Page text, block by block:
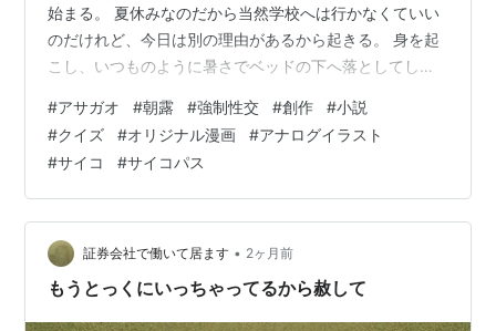
始まる。 夏休みなのだから当然学校へは行かなくていい
のだけれど、今日は別の理由があるから起きる。 身を起
こし、いつものように暑さでベッドの下へ落としてしま
ベッドから降りた俺は、大きなあくびをしながら窓際へ
と向かった。毎朝起きたら窓を開け、外の空気を吸うの
が俺のルーティン。 ……今朝は何故だか、少し膝が痛
い。 いつもと同じようにカーテンを開け、窓も開ける
と、雨樋を利用して張ったグリーンのネットに巻き上が
る東雲草の葉に乗った、丸い朝露が目に入っ…
#アサガオ #朝露 #強制性交 #創作 #小説
#クイズ #オリジナル漫画 #アナログイラスト
#サイコ #サイコパス
証券会社で働いて居ます • 2ヶ月前
もうとっくにいっちゃってるから赦して